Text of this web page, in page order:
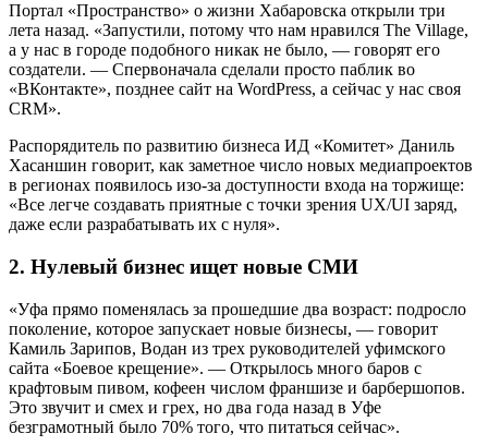
Портал «Пространство» о жизни Хабаровска открыли три
лета назад. «Запустили, потому что нам нравился The Village,
а у нас в городе подобного никак не было, — говорят его
создатели. — Спервоначала сделали просто паблик во
«ВКонтакте», позднее сайт на WordPress, а сейчас у нас своя
CRM».
Распорядитель по развитию бизнеса ИД «Комитет» Даниль
Хасаншин говорит, как заметное число новых медиапроектов
в регионах появилось изо-за доступности входа на торжище:
«Все легче создавать приятные с точки зрения UX/UI заряд,
даже если разрабатывать их с нуля».
2. Нулевый бизнес ищет новые СМИ
«Уфа прямо поменялась за прошедшие два возраст: подросло
поколение, которое запускает новые бизнесы, — говорит
Камиль Зарипов, Водан из трех руководителей уфимского
сайта «Боевое крещение». — Открылось много баров с
крафтовым пивом, кофеен числом франшизе и барбершопов.
Это звучит и смех и грех, но два года назад в Уфе
безграмотный было 70% того, что питаться сейчас».